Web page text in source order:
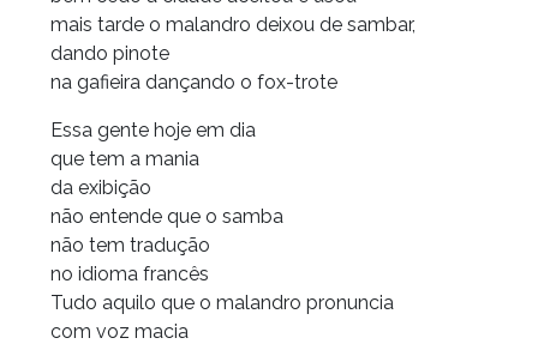
mais tarde o malandro deixou de sambar,
dando pinote
na gafieira dançando o fox-trote
Essa gente hoje em dia
que tem a mania
da exibição
não entende que o samba
não tem tradução
no idioma francês
Tudo aquilo que o malandro pronuncia
com voz macia